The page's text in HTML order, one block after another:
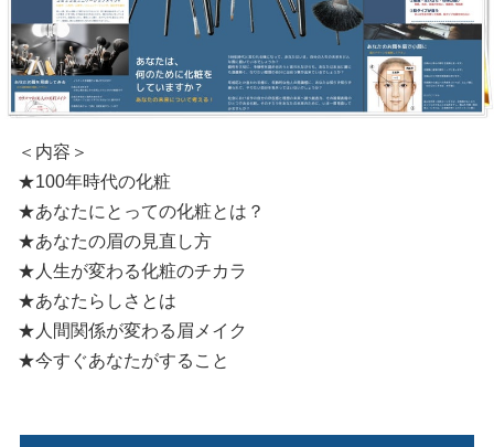
＜内容＞
★100年時代の化粧
★あなたにとっての化粧とは？
★あなたの眉の見直し方
★人生が変わる化粧のチカラ
★あなたらしさとは
★人間関係が変わる眉メイク
★今すぐあなたがすること